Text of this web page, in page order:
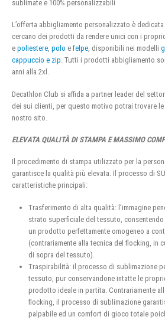
sublimate e 100% personalizzabili
L’offerta abbigliamento personalizzato è
cercano dei prodotti da rendere unici con i
e poliestere, polo e felpe, disponibili nei modelli
cappuccio e zip. Tutti i prodotti abbigliamento
anni alla 2xl.
Decathlon Club si affida a partner leader del
dei sui clienti, per questo motivo potrai trovare
nostro sito.
ELEVATA QUALITÀ DI STAMPA E MASSIMO
Il procedimento di stampa utilizzato per la
garantisce la qualità più elevata. Il processo di
caratteristiche principali:
Trasferimento di alta qualità: l’immagine
strato superficiale del tessuto,
un prodotto perfettamente omogeneo a
(contrariamente alla tecnica del flocking, in
di sopra del tessuto).
Traspirabilità: il processo di sublimazione
tessuto, pur conservandone intatte le
prodotto ideale in partita. Contrariamente
flocking, il processo di sublimazione
palpabile ed un comfort di gioco totale